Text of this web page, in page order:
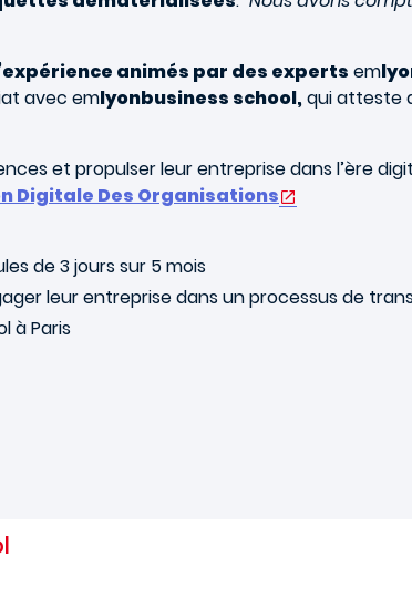
animés par des experts em
avec emlyonbusiness school,qui atteste
et propulser leur entreprise dans l’ère
Des Organisations
de 3 jours sur 5 mois
leur entreprise dans un processus de
à Paris